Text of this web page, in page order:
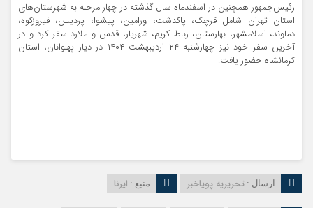
رئیس‌جمهور همچنین در اسفندماه سال گذشته در چهار مرحله به شهرستان‌های
استان تهران شامل قرچک، پاکدشت، ورامین، پیشوا، پردیس، فیروزکوه،
دماوند، اسلامشهر، بهارستان، رباط کریم، شهریار، قدس و ملارد سفر کرد و در
آخرین سفر خود نیز چهارشنبه ۲۴ اردیبهشت ۱۴۰۴ در دیار پهلوانان، استان
کرمانشاه حضور یافت.
ارسال : تحریریه پویاخبر منبع : ایرنا